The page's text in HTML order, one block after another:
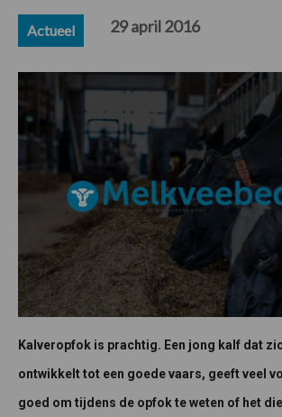
Actueel 29 april 2016
Kalveropfok is prachtig. Een jong kalf dat
ontwikkelt tot een goede vaars, geeft veel
goed om tijdens de opfok te weten of het